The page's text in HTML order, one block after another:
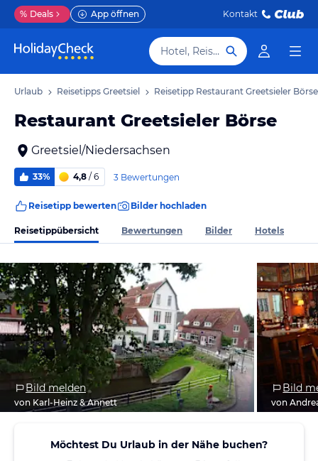
% Deals App öffnen Kontakt
Hotel, Reiseziel
Urlaub Reisetipps Greetsiel Reisetipp Restaurant Greetsieler Börse
Restaurant Greetsieler Börse
Greetsiel/Niedersachsen
33% 4,8 / 6 3 Bewertungen
Reisetipp bewerten Bilder hochladen
Reisetippübersicht Bewertungen Bilder Hotels
Bild melden
von Karl-Heinz & Annett
Bild
von
Möchtest Du Urlaub in der Nähe buchen?